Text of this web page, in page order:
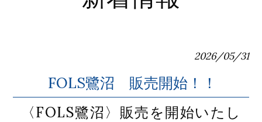
2026/05/31
FOLS鷺沼 販売開始！！
〈FOLS鷺沼〉販売を開始いたし